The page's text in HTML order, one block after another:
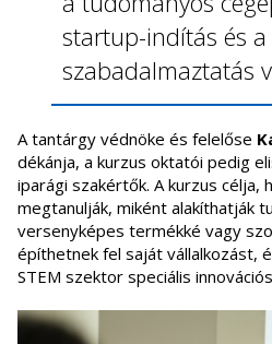
startup-indítás és a
szabadalmaztatás
A tantárgy védnöke és felelőse
dékánja, a kurzus oktatói pedig
iparági szakértők. A kurzus célja,
megtanulják, miként alakíthatják
versenyképes termékké vagy
építhetnek fel saját vállalkozást,
STEM szektor speciális